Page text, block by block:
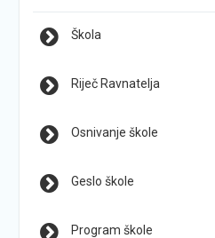
Škola
Riječ Ravnatelja
Osnivanje škole
Geslo škole
Program škole